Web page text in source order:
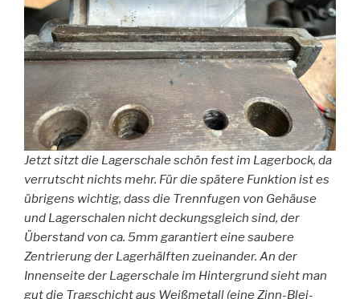
Jetzt sitzt die Lagerschale schön fest im Lagerbock, da
verrutscht nichts mehr. Für die spätere Funktion ist es
übrigens wichtig, dass die Trennfugen von Gehäuse
und Lagerschalen nicht deckungsgleich sind, der
Überstand von ca. 5mm garantiert eine saubere
Zentrierung der Lagerhälften zueinander. An der
Innenseite der Lagerschale im Hintergrund sieht man
gut die Tragschicht aus Weißmetall (eine Zinn-Blei-